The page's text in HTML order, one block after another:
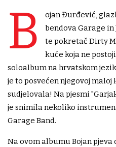
B
ojan Đurđević,
bendova Garage
te pokretač Dirty
kuće koja ne
soloalbum na hrvatskom
je to posvećen njegovoj
sudjelovala! Na pjesmi
je snimila nekoliko
Garage Band.
Na ovom albumu Bojan pjeva